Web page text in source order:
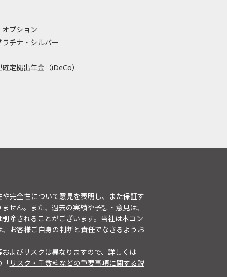
プション
ラチナ・シルバー
定拠出年金（iDeCo）
完全性について意見を表明し、また保証す
せん。また、過去の実績や予想・意見は、
除されることがございます。当社は本コン
お客様ご自身の判断と責任でなさるようお
よびリスクは異なりますので、詳しくは
「リスク・手数料などの重要事項に関する説